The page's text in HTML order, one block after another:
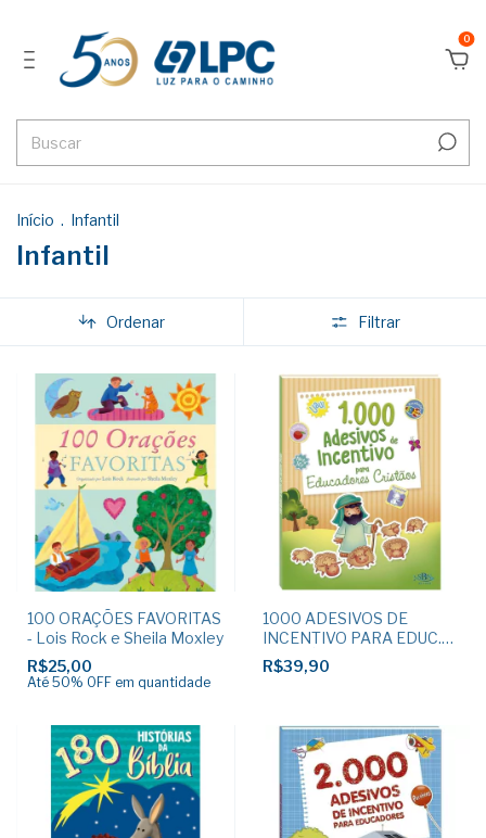
0
Início . Infantil
Infantil
Ordenar Filtrar
100 ORAÇÕES FAVORITAS
- Lois Rock e Sheila Moxley
R$25,00
Até 50% OFF em quantidade
1000 ADESIVOS DE
INCENTIVO PARA EDUC.
CRISTÃOS
R$39,90